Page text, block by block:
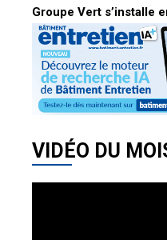
Groupe Vert s’installe
VIDÉO DU